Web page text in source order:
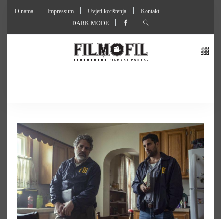
O nama Impressum Uvjeti korištenja
Kontakt
DARK MODE